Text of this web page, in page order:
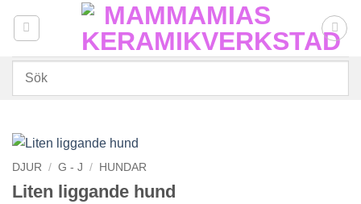
DJUR / G - J / HUNDAR
Liten liggande hund